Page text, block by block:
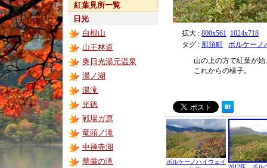
紅葉見所一覧
日光
白根山
山王林道
奥日光湯元温泉
湯ノ湖
湯滝
光徳
戦場ガ原
竜頭ノ滝
中禅寺湖
華厳の滝
拡大 : 800x561 1024x718
タグ : 那須町
ボルケーノ
山の上の方で紅葉が
これからの様子。
ボルケーノハイウェイ
2012年 ボル